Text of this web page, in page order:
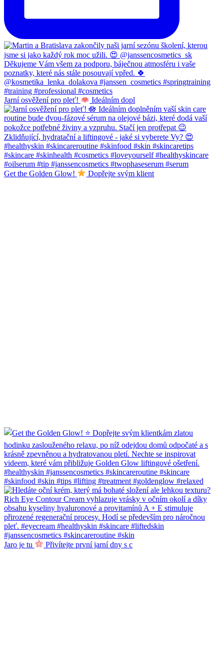
Jarní osvěžení pro pleť! Ideálním dopl
Get the Golden Glow! Dopřejte svým klient
Jaro je tu Přivítejte první jarní dny s c